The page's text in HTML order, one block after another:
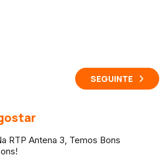
SEGUINTE
RTP Antena 3, Temos Bons